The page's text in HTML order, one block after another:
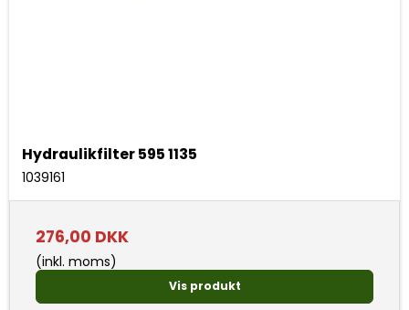
Hydraulikfilter 595 1135
1039161
276,00 DKK
(inkl. moms)
Vis produkt